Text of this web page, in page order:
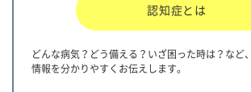
認知症とは
どんな病気？どう備える？いざ困った時は？など
情報を分かりやすくお伝えします。